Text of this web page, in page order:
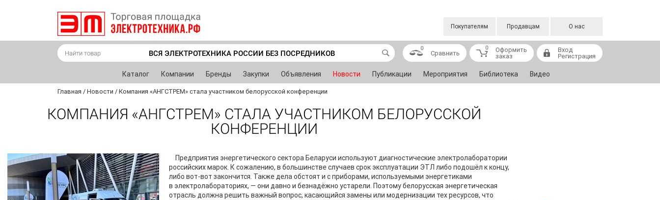
Покупателям Продавцам О нас
ВСЯ ЭЛЕКТРОТЕХНИКА РОССИИ БЕЗ ПОСРЕДНИКОВ
0
Сравнить
0
Оформить
заказ
Вход
Регистрация
Каталог Компании Бренды Закупки Объявления Новости Публикации Мероприятия Библиотека Видео
Главная / Новости / Компания «АНГСТРЕМ» стала участником белорусской конференции
КОМПАНИЯ «АНГСТРЕМ» СТАЛА УЧАСТНИКОМ БЕЛОРУССКОЙ
КОНФЕРЕНЦИИ
Предприятия энергетического сектора Беларуси используют диагностические электролаборатории
российских марок. К сожалению, в большинстве случаев срок эксплуатации ЭТЛ либо подошёл к концу,
либо вот-вот закончится. Также дела обстоят и с приборами, используемыми энергетиками
в электролабораториях, — они давно и безнадёжно устарели. Поэтому белорусская энергетическая
отрасль должна решить важный вопрос, касающийся замены или модернизации тех ресурсов, что